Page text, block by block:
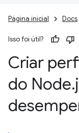
Página inicial Docs
Isso foi útil?
Criar
do Node.